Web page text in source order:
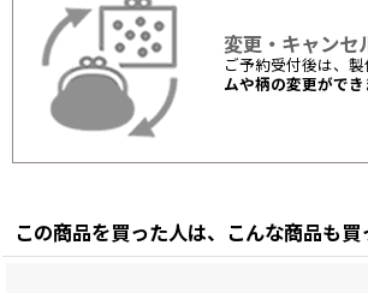
変更・キャンセ
ご予約受付後は、
ムや柄の変更ができ
この商品を買った人は、こんな商品も買